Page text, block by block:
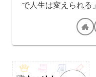
で人生は変えられる」